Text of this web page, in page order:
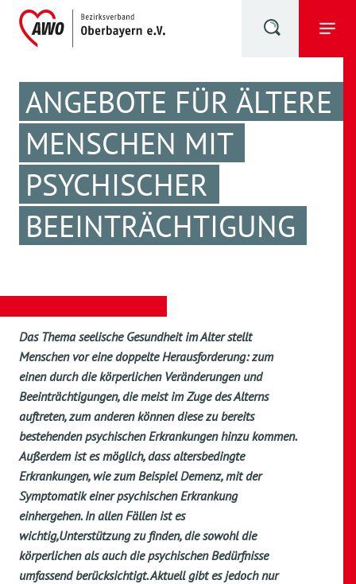
ANGEBOTE FÜR ÄLTERE
MENSCHEN MIT
PSYCHISCHER
BEEINTRÄCHTIGUNG
Das Thema seelische Gesundheit im Alter stellt
Menschen vor eine doppelte Herausforderung: zum
einen durch die körperlichen Veränderungen und
Beeinträchtigungen, die meist im Zuge des Alterns
auftreten, zum anderen können diese zu bereits
bestehenden psychischen Erkrankungen hinzu kommen.
Außerdem ist es möglich, dass altersbedingte
Erkrankungen, wie zum Beispiel Demenz, mit der
Symptomatik einer psychischen Erkrankung
einhergehen. In allen Fällen ist es
wichtig,Unterstützung zu finden, die sowohl die
körperlichen als auch die psychischen Bedürfnisse
umfassend berücksichtigt. Aktuell gibt es jedoch nur